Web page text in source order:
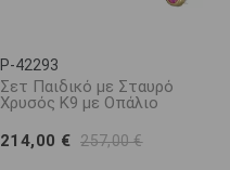
P-42293
Σετ Παιδικό με Σταυρό
Χρυσός Κ9 με Οπάλιο
214,00 € 257,00 €